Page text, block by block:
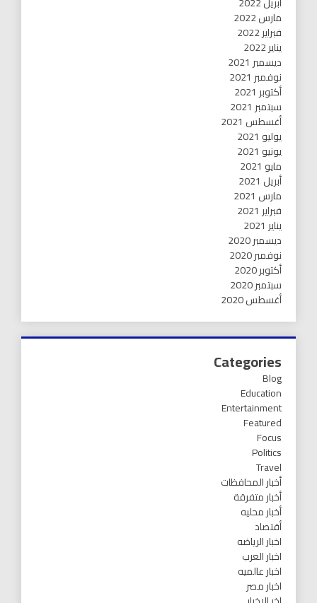
مارس 2022
فبراير 2022
يناير 2022
ديسمبر 2021
نوفمبر 2021
أكتوبر 2021
سبتمبر 2021
أغسطس 2021
يوليو 2021
يونيو 2021
مايو 2021
أبريل 2021
مارس 2021
فبراير 2021
يناير 2021
ديسمبر 2020
نوفمبر 2020
أكتوبر 2020
سبتمبر 2020
أغسطس 2020
Categories
Blog
Education
Entertainment
Featured
Focus
Politics
Travel
أخبار المحافظات
أخبار متفرقة
أخبار محليه
أقتصاد
اخبار الرياضه
اخبار العرب
اخبار عالميه
اخبار مصر